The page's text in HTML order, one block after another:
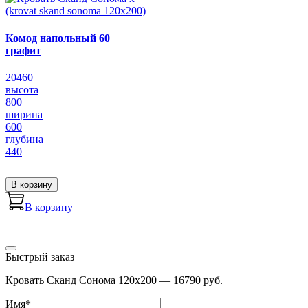
Комод напольный 60
графит
20460
высота
800
ширина
600
глубина
440
В корзину
В корзину
Быстрый заказ
Кровать Сканд Сонома 120х200 — 16790 руб.
Имя*